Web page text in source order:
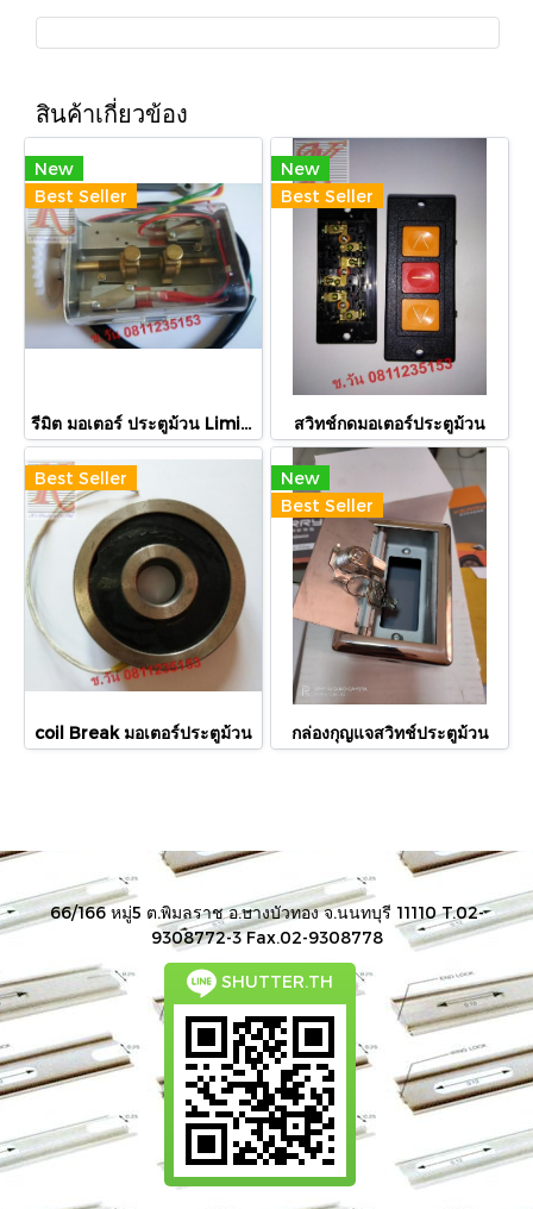
สินค้าเกี่ยวข้อง
New
Best Seller
รีมิต มอเตอร์ ประตูม้วน Limit motor Shutterdoor
New
Best Seller
สวิทช์กดมอเตอร์ประตูม้วน
Best Seller
coil Break มอเตอร์ประตูม้วน
New
Best Seller
กล่องกุญแจสวิทช์ประตูม้วน
66/166 หมู่5 ต.พิมลราช อ.บางบัวทอง จ.นนทบุรี 11110 T.02-
9308772-3 Fax.02-9308778
SHUTTER.TH